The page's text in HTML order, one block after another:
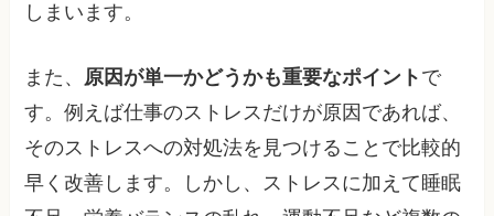
しまいます。
また、 原因が単一かどうかも重要なポイント で
す。例えば仕事のストレスだけが原因であれば、
そのストレスへの対処法を見つけることで比較的
早く改善します。しかし、ストレスに加えて睡眠